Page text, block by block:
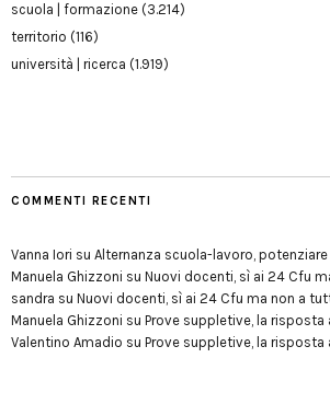
scuola | formazione (3.214)
territorio (116)
università | ricerca (1.919)
COMMENTI RECENTI
Vanna Iori su Alternanza scuola-lavoro,
Manuela Ghizzoni su Nuovi docenti, sì ai 24 Cfu
sandra su Nuovi docenti, sì ai 24 Cfu ma non a
Manuela Ghizzoni su Prove suppletive, la
Valentino Amadio su Prove suppletive, la